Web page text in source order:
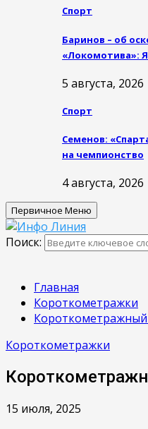
Спорт
Баринов – об
«Локомотива»:
5 августа, 2026
Спорт
Семенов:
на чемпионство
4 августа, 2026
Первичное Меню
Поиск:
Главная
Короткометражки
Короткометражки
15 июля, 2025